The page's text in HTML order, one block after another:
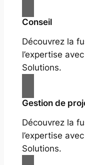
Conseil
Découvrez la
l’expertise
Solutions.
Gestion de
Découvrez la
l’expertise
Solutions.